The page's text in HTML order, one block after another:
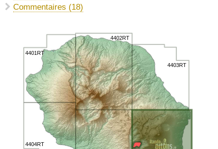
Commentaires (18)
4401RT
4402RT
4403RT
4404RT